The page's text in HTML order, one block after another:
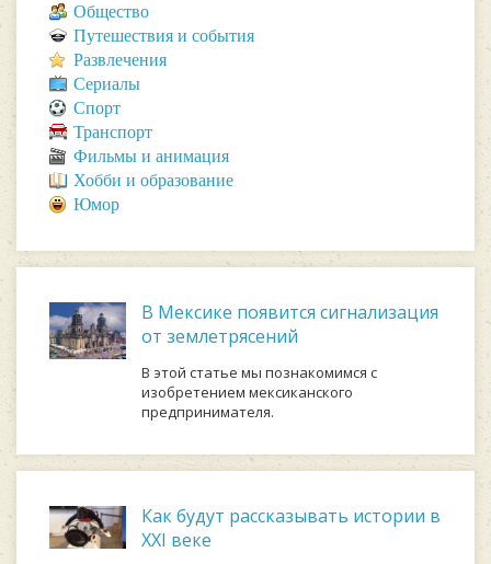
Общество
Путешествия и события
Развлечения
Сериалы
Спорт
Транспорт
Фильмы и анимация
Хобби и образование
Юмор
В Мексике появится сигнализация
от землетрясений
В этой статье мы познакомимся с
изобретением мексиканского
предпринимателя.
Как будут рассказывать истории в
XXI веке